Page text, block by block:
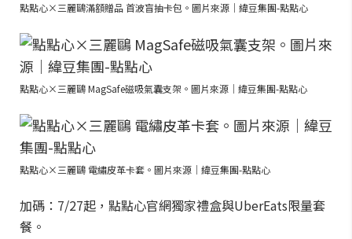
點點心×三麗鷗滿額贈品 首波盲抽卡包。圖片來源｜緯豆集團-點點心
點點心×三麗鷗 MagSafe磁吸氣囊支架。圖片來源｜緯豆集團-點點心
點點心×三麗鷗 電繡皮革卡套。圖片來源｜緯豆集團-點點心
加碼：7/27起，點點心官網獨家禮盒與UberEats限量套
餐。